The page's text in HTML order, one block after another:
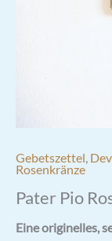
Gebetszettel
Rosenkränze
Pater Pio
Eine originelles,